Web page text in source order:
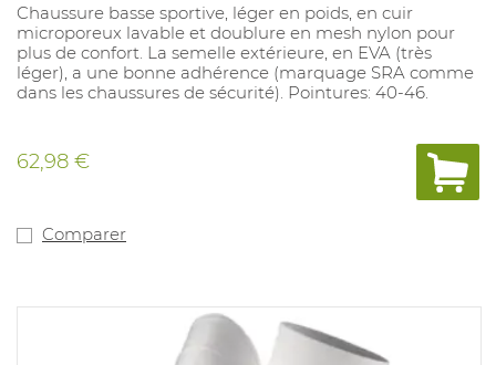
Chaussure basse sportive, léger en poids, en cuir
microporeux lavable et doublure en mesh nylon pour
plus de confort. La semelle extérieure, en EVA (très
léger), a une bonne adhérence (marquage SRA comme
dans les chaussures de sécurité). Pointures: 40-46.
62,98 €
Comparer